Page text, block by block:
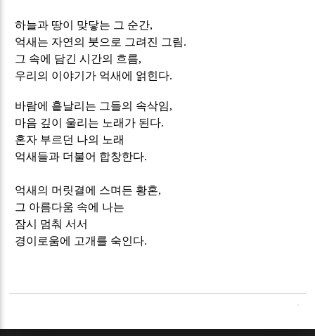
하늘과 땅이 맞닿는 그 순간,
억새는 자연의 붓으로 그려진 그림.
그 속에 담긴 시간의 흐름,
우리의 이야기가 억새에 얽힌다.
바람에 흩날리는 그들의 속삭임,
마음 깊이 울리는 노래가 된다.
혼자 부르던 나의 노래
억새들과 더불어 합창한다.
억새의 머릿결에 스며든 황혼,
그 아름다움 속에 나는
잠시 멈춰 서서
경이로움에 고개를 숙인다.